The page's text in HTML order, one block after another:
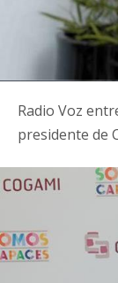
Radio Voz
presidente de